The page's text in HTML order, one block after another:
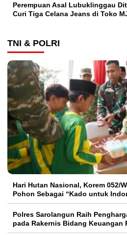
Perempuan Asal Lubuklinggau
Curi Tiga Celana Jeans di Toko
TNI & POLRI
Hari Hutan Nasional, Korem 052/
Pohon Sebagai “Kado untuk
Polres Sarolangun Raih
pada Rakernis Bidang Keuangan